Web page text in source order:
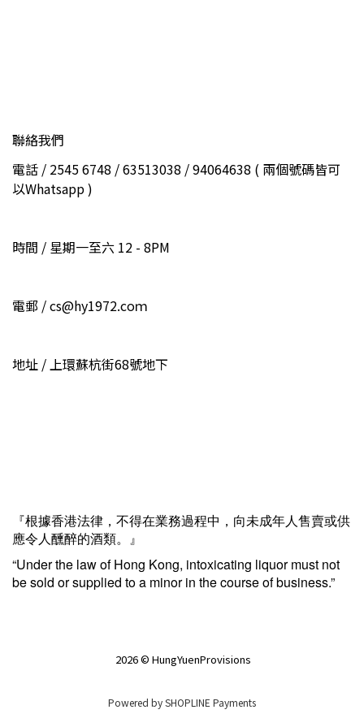
聯絡我們
電話 / 2545 6748 / 63513038 / 94064638 ( 兩個號碼皆可
以Whatsapp )
時間 / 星期一至六 12 - 8PM
電郵 / cs@hy1972.coｍ
地址 / 上環蘇杭街68號地下
『根據香港法律，不得在業務過程中，向未成年人售賣或供
應令人醺醉的酒類。』
“Under the law of Hong Kong, intoxicating liquor must not
be sold or supplied to a minor in the course of business.”
2026 © HungYuenProvisions
Powered bySHOPLINE Payments